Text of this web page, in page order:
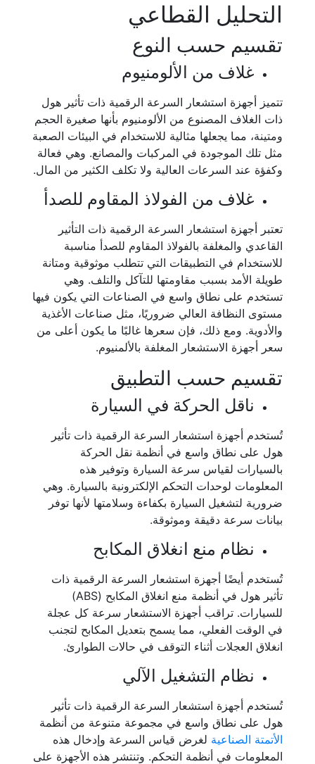
التحليل القطاعي
تقسيم حسب النوع
غلاف من الألومنيوم
تتميز أجهزة استشعار السرعة الرقمية ذات تأثير هول
ذات الغلاف المصنوع من الألومنيوم بأنها صغيرة الحجم
ومتينة، مما يجعلها مثالية للاستخدام في البيئات الصعبة
مثل تلك الموجودة في المركبات والمصانع. وهي فعالة
وكفؤة عند السرعات العالية ولا تكلف الكثير من المال.
غلاف من الفولاذ المقاوم للصدأ
تعتبر أجهزة استشعار السرعة الرقمية ذات التأثير
القاعدي والمغلفة بالفولاذ المقاوم للصدأ مناسبة
للاستخدام في التطبيقات التي تتطلب موثوقية ومتانة
طويلة الأمد بسبب مقاومتها للتآكل والتلف. وهي
تستخدم على نطاق واسع في الصناعات التي يكون فيها
مستوى النظافة العالي ضروريًا، مثل صناعات الأغذية
والأدوية. ومع ذلك، فإن سعرها غالبًا ما يكون أعلى من
سعر أجهزة الاستشعار المغلفة بالألمنيوم.
تقسيم حسب التطبيق
ناقل الحركة في السيارة
تُستخدم أجهزة استشعار السرعة الرقمية ذات تأثير
هول على نطاق واسع في أنظمة نقل الحركة
بالسيارات لقياس سرعة السيارة وتوفير هذه
المعلومات لوحدات التحكم الإلكترونية بالسيارة. وهي
ضرورية لتشغيل السيارة بكفاءة وسلامتها لأنها توفر
بيانات سرعة دقيقة وموثوقة.
نظام منع انغلاق المكابح
تُستخدم أيضًا أجهزة استشعار السرعة الرقمية ذات
تأثير هول في أنظمة منع انغلاق المكابح (ABS)
للسيارات. تراقب أجهزة الاستشعار سرعة كل عجلة
في الوقت الفعلي، مما يسمح بتعديل المكابح لتجنب
انغلاق العجلات أثناء التوقف في حالات الطوارئ.
نظام التشغيل الآلي
تُستخدم أجهزة استشعار السرعة الرقمية ذات تأثير
هول على نطاق واسع في مجموعة متنوعة من أنظمة
الأتمتة الصناعية لغرض قياس السرعة وإدخال هذه
المعلومات في أنظمة التحكم. وتنتشر هذه الأجهزة على